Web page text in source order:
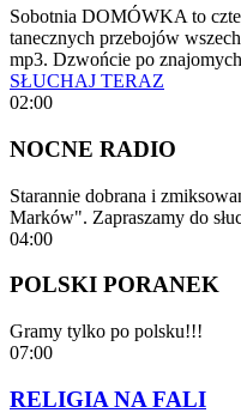
Sobotnia DOMÓWKA to
tanecznych przebojów
mp3. Dzwońcie po
SŁUCHAJ TERAZ
02:00
NOCNE RADIO
Starannie dobrana i
Marków". Zapraszamy do
04:00
POLSKI PORANEK
Gramy tylko po polsku!!!
07:00
RELIGIA NA FALI